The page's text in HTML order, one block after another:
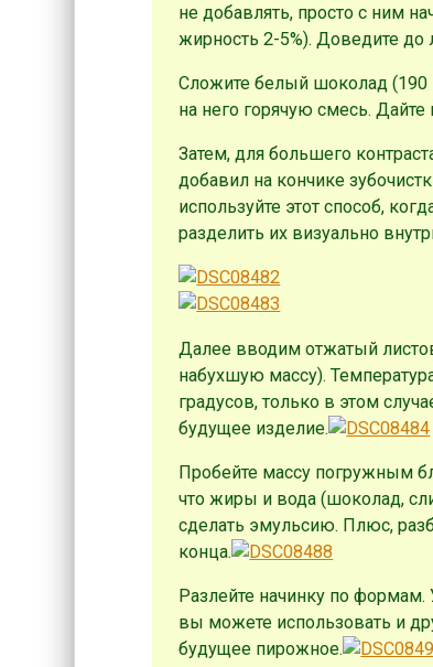
не добавлять, просто с ним
жирность 2-5%). Доведите до
Сложите белый шоколад (190
на него горячую смесь.
Затем, для большего
добавил на кончике
используйте этот способ,
разделить их визуально
Далее вводим отжатый
набухшую массу).
градусов, только в этом
будущее изделие.
Пробейте массу погружным
что жиры и вода (шоколад,
сделать эмульсию. Плюс,
конца.
Разлейте начинку по формам.
вы можете использовать и
будущее пирожное.